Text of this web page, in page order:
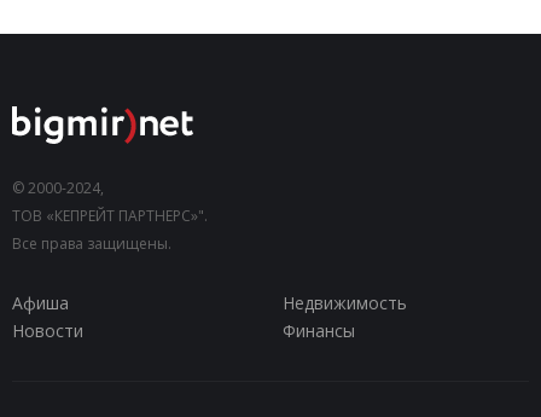
© 2000-2024,
ТОВ «КЕПРЕЙТ ПАРТНЕРС»".
Все права защищены.
Афиша
Недвижимость
Новости
Финансы